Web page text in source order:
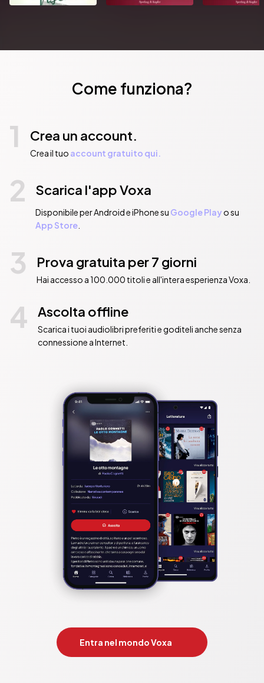
Come funziona?
1 Crea un account.
Crea il tuo account gratuito qui.
2 Scarica l'app Voxa
Disponibile per Android e iPhone su Google Playo su
App Store.
3 Prova gratuita per 7 giorni
Hai accesso a 100.000 titoli e all'intera esperienza Voxa.
4 Ascolta offline
Scarica i tuoi audiolibri preferiti e goditeli anche senza
connessione a Internet.
Entra nel mondo Voxa